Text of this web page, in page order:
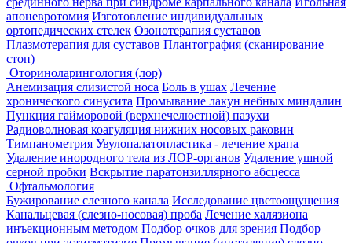
апоневротомия Изготовление индивидуальных
ортопедических стелек Озонотерапия суставов
Плазмотерапия для суставов Плантография (сканирование
стоп)
Оториноларингология (лор)
Анемизация слизистой носа Боль в ушах Лечение
хронического синусита Промывание лакун небных миндалин
Пункция гайморовой (верхнечелюстной) пазухи
Радиоволновая коагуляция нижних носовых раковин
Тимпанометрия Увулопалатопластика - лечение храпа
Удаление инородного тела из ЛОР-органов Удаление ушной
серной пробки Вскрытие паратонзиллярного абсцесса
Офтальмология
Бужирование слезного канала Исследование цветоощущения
Канальцевая (слезно-носовая) проба Лечение халязиона
инъекционным методом Подбор очков для зрения Подбор